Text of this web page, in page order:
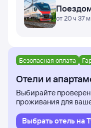
от 20 ч 37 м
Безопасная оплата
Отели и
Выбирайте
проживания для
Выбрать отель на